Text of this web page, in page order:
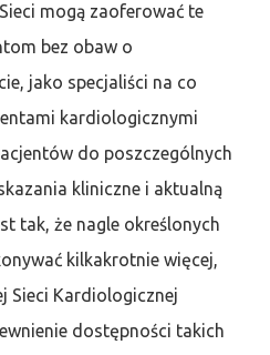
mogą zaoferować te
bez obaw o
jako specjaliści na co
kardiologicznymi
do poszczególnych
kliniczne i aktualną
tak, że nagle określonych
kilkakrotnie więcej,
Sieci Kardiologicznej
dostępności takich